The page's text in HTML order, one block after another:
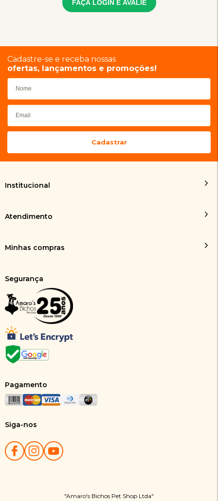
FAÇA LOGIN E AVALIE
Cadastre-se e receba nossas
ofertas, lançamentos e promoções!
Institucional
Atendimento
Minhas compras
Segurança
Pagamento
Siga-nos
"Amaro's Bichos Pet Shop Ltda"